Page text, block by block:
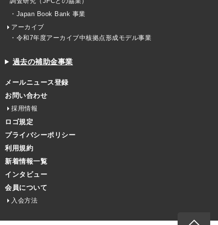
・Japan Book Bank 事業
アーカイブ
・令和7年度アーカイブ中核拠点形成モデル事業
過去の補助金事業
メールニュース登録
お問い合わせ
採用情報
ロゴ規定
プライバシーポリシー
利用規約
新着情報一覧
インタビュー
会員について
入会方法